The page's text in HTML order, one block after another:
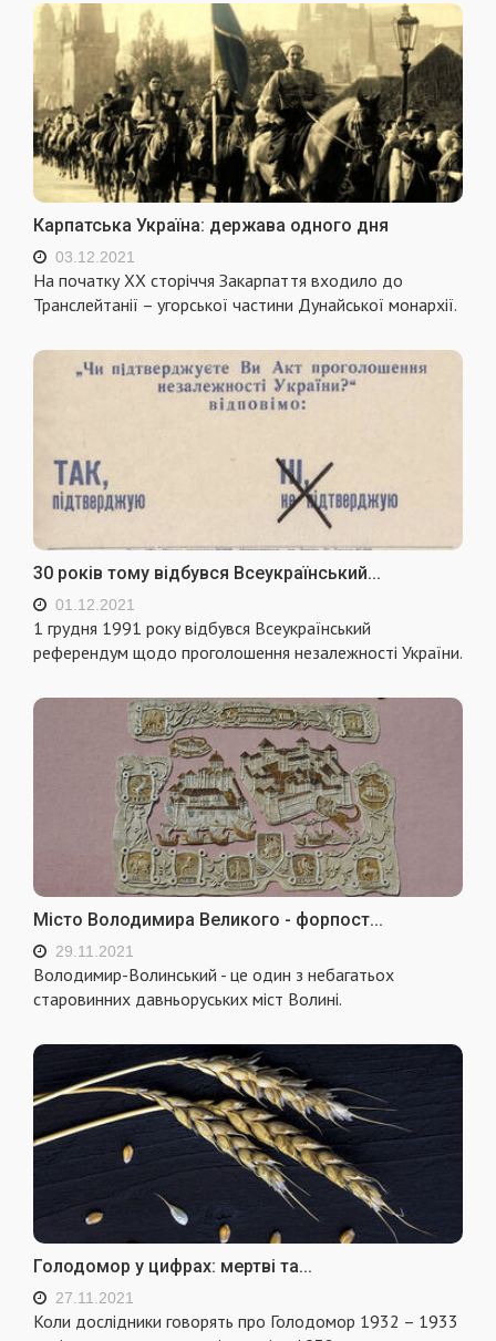
Карпатська Україна: держава одного дня
03.12.2021
На початку XX сторіччя Закарпаття входило до
Транслейтанії – угорської частини Дунайської монархії.
30 років тому відбувся Всеукраїнський...
01.12.2021
1 грудня 1991 року відбувся Всеукраїнський
референдум щодо проголошення незалежності України.
Місто Володимира Великого - форпост...
29.11.2021
Володимир-Волинський - це один з небагатьох
старовинних давньоруських міст Волині.
Голодомор у цифрах: мертві та...
27.11.2021
Коли дослідники говорять про Голодомор 1932 – 1933